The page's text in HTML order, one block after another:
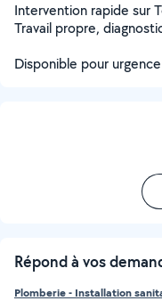
Intervention rapide sur
Travail propre,
Disponible pour
Répond à vos
Plomberie - Installation